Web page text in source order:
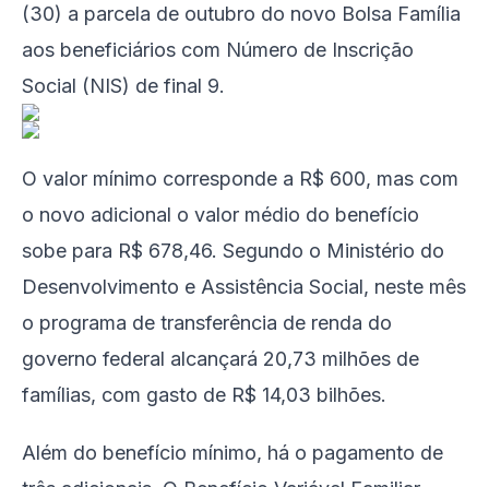
(30) a parcela de outubro do novo Bolsa Família
aos beneficiários com Número de Inscrição
Social (NIS) de final 9.
O valor mínimo corresponde a R$ 600, mas com
o novo adicional o valor médio do benefício
sobe para R$ 678,46. Segundo o Ministério do
Desenvolvimento e Assistência Social, neste mês
o programa de transferência de renda do
governo federal alcançará 20,73 milhões de
famílias, com gasto de R$ 14,03 bilhões.
Além do benefício mínimo, há o pagamento de